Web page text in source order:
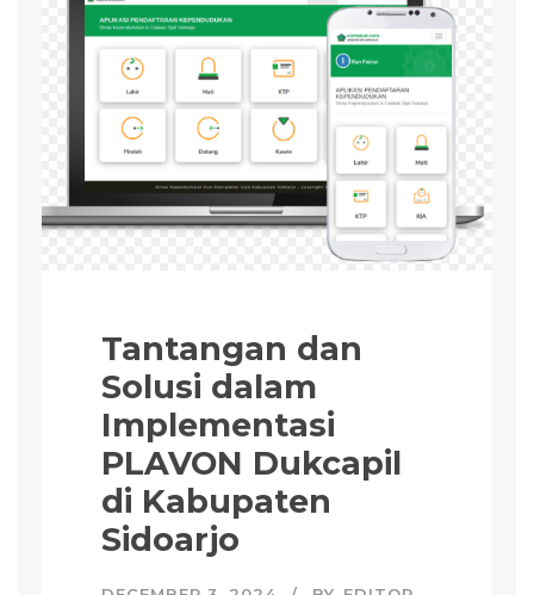
Tantangan dan
Solusi dalam
Implementasi
PLAVON Dukcapil
di Kabupaten
Sidoarjo